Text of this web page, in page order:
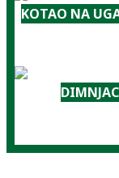
KOTAO NA